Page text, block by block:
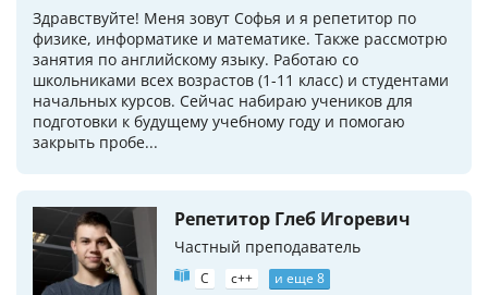
Здравствуйте! Меня зовут Софья и я репетитор по
физике, информатике и математике. Также рассмотрю
занятия по английскому языку. Работаю со
школьниками всех возрастов (1-11 класс) и студентами
начальных курсов. Сейчас набираю учеников для
подготовки к будущему учебному году и помогаю
закрыть пробе...
Репетитор Глеб Игоревич
Частный преподаватель
C c++
и еще 8